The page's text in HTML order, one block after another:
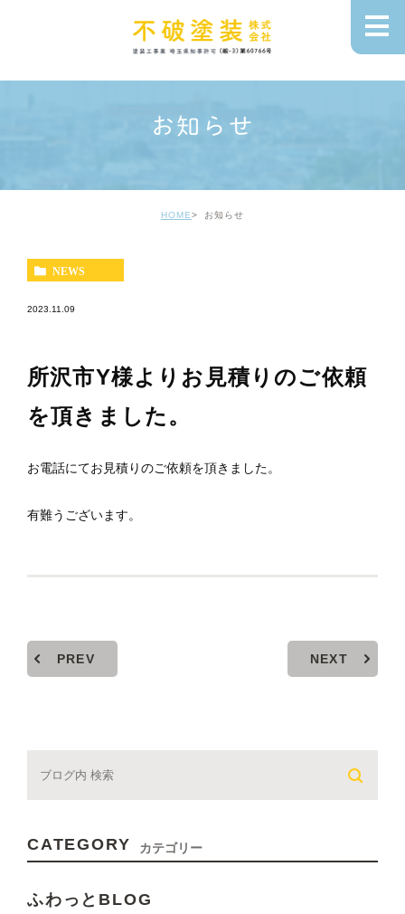
お知らせ
HOME お知らせ
NEWS
2023.11.09
所沢市Y様よりお見積りのご依頼
を頂きました。
お電話にてお見積りのご依頼を頂きました。
有難うございます。
PREV NEXT
CATEGORY カテゴリー
ふわっとBLOG